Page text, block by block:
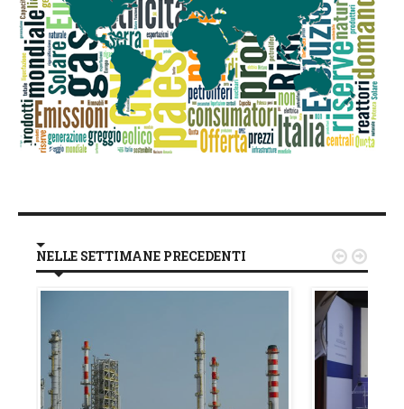
NELLE SETTIMANE PRECEDENTI  